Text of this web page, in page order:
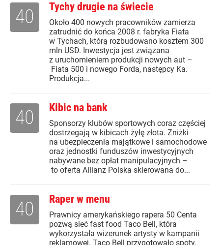
Tychy drugie na świecie
Około 400 nowych pracowników zamierza
zatrudnić do końca 2008 r. fabryka Fiata
w Tychach, którą rozbudowano kosztem 300
mln USD. Inwestycja jest związana
z uruchomieniem produkcji nowych aut –
Fiata 500 i nowego Forda, następcy Ka.
Produkcja...
40
Kibic na bank
Sponsorzy klubów sportowych coraz częściej
dostrzegają w kibicach żyłę złota. Zniżki
na ubezpieczenia majątkowe i samochodowe
oraz jednostki funduszów inwestycyjnych
nabywane bez opłat manipulacyjnych –
to oferta Allianz Polska skierowana do...
40
Raper w menu
Prawnicy amerykańskiego rapera 50 Centa
pozwą sieć fast food Taco Bell, która
wykorzystała wizerunek artysty w kampanii
reklamowej. Taco Bell przygotowało spoty,
40